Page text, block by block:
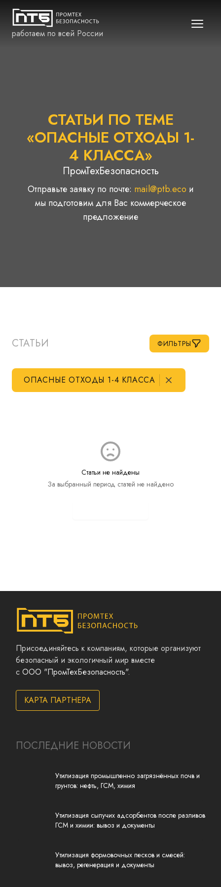
работаем по всей России
СТАТЬИ ПО ТЕМЕ
«ОПАСНЫЕ ОТХОДЫ 1-
4 КЛАССА»
ПромТехБезопасность
Отправьте заявку по почте: mail@ptb.eco и
мы подготовим для Вас коммерческое
предложение
СТАТЬИ ФИЛЬТРЫ
ОПАСНЫЕ ОТХОДЫ 1-4 КЛАССА
Статьи не найдены
За выбранный период статей не найдено
Присоединяйтесь к компаниям, которые организуют
безопасный и экологичный мир вместе
с ООО "ПромТехБезопасность".
КАРТА ПАРТНЕРА
ПОСЛЕДНИЕ НОВОСТИ
Утилизация промышленно загрязнённых почв и
грунтов: нефть, ГСМ, химия
Утилизация сыпучих адсорбентов после разливов
ГСМ и химии: вывоз и документы
Утилизация формовочных песков и смесей:
вывоз, регенерация и документы